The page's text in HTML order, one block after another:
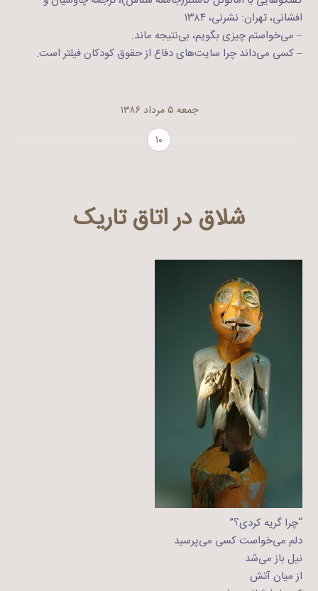
افشانی، تهران: نشرنی، ۱۳۸۴
– می‌خواستم چیزی بگویم، بی‌نتیجه ماند.
– کسی می‌داند چرا سایت‌های دفاع از حقوق کودکان فیلتر است.
جمعه ۵ مرداد ۱۳۸۶
۱۰
شلاق در اتاق تاریک
“چرا گریه کردی؟”
دلم می‌خواست کسی می‌پرسید
نیل باز می‌شد
از میان آتش